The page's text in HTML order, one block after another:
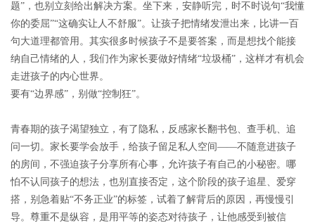
题”，也别立刻给出解决方案。坐下来，安静听完，时不时说句“我懂
你的委屈”“这确实让人不舒服”。让孩子把情绪发泄出来，比讲一百
句大道理都管用。其实很多时候孩子不是要答案，而是想找个能接
纳自己情绪的人，我们作为家长要做好情绪“垃圾桶”，这样才有机会
走进孩子的内心世界。
要有“边界感”，别做“控制狂”。
青春期的孩子渴望独立，有了隐私，反感家长翻书包、查手机、追
问一切。家长要学会放手，给孩子留足私人空间——不随意进孩子
的房间，不强迫孩子分享所有心事，允许孩子有自己的小秘密。哪
怕不认同孩子的想法，也别直接否定，这个阶段的孩子追星、爱穿
搭，别急着贴“不务正业”的标签，试着了解背后的原因，再慢慢引
导。尊重不是纵容，是用平等的姿态对待孩子，让他感受到被信